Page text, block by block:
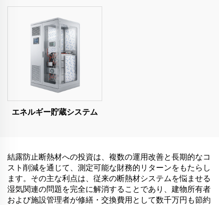
エネルギー貯蔵システム
結露防止断熱材への投資は、複数の運用改善と長期的なコ
スト削減を通じて、測定可能な財務的リターンをもたらし
ます。その主な利点は、従来の断熱材システムを悩ませる
湿気関連の問題を完全に解消することであり、建物所有者
および施設管理者が修繕・交換費用として数千万円も節約